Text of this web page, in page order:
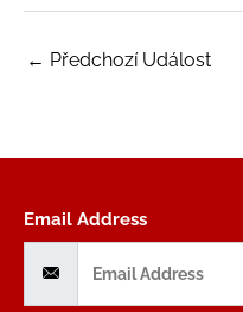
← Předchozí Událost
Email Address